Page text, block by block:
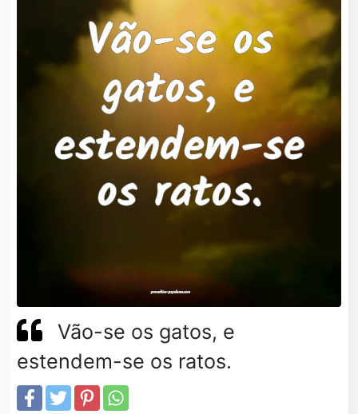
Vão-se os gatos, e
estendem-se os ratos.